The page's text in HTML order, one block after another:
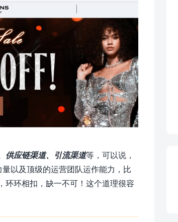
供应链渠道、引流渠道等，可以说，
以及顶级的运营团队运作能力，比
环环相扣，缺一不可！这个道理很容